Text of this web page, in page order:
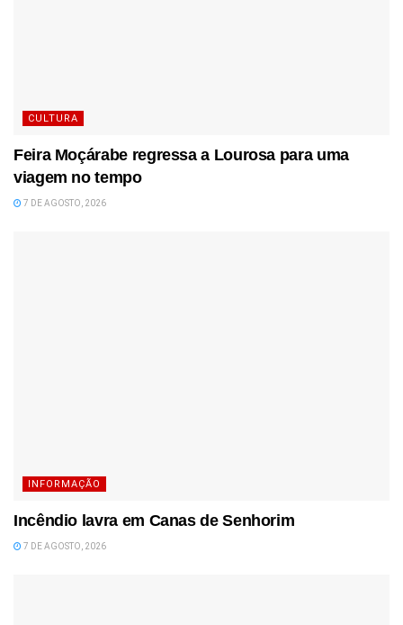
CULTURA
Feira Moçárabe regressa a Lourosa para uma
viagem no tempo
7 DE AGOSTO, 2026
INFORMAÇÃO
Incêndio lavra em Canas de Senhorim
7 DE AGOSTO, 2026